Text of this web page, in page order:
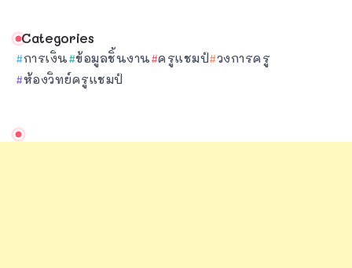
Categories
การเงิน ข้อมูลชิ้นงาน ครูแชมป์ วงการครู
ห้องวิทย์ครูแชมป์